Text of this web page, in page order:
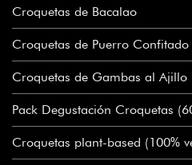
Croquetas de Bacalao
Croquetas de Puerro Confitado
Croquetas de Gambas al Ajillo
Pack Degustación Croquetas
Croquetas plant-based (100%